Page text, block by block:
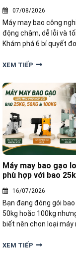
07/08/2026
Máy may bao công
động chậm, dễ lỗi và
Khám phá 6 bí quyết
may, giảm hỏng hóc,
sản xuất.
XEM TIẾP
Máy may bao gạo
phù hợp với bao
16/07/2026
Bạn đang đóng gói
50kg hoặc 100kg
biết nên chọn loại máy
chắc chắn, vừa đáp
XEM TIẾP